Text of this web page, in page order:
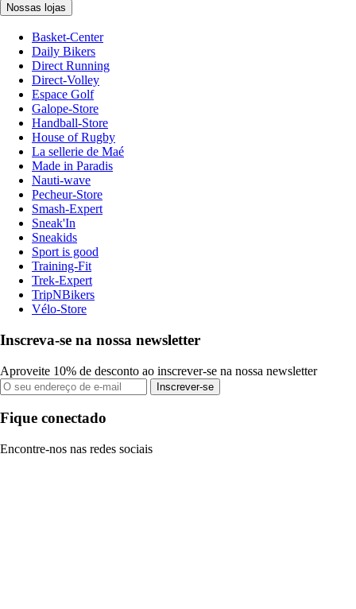
Nossas lojas
Basket-Center
Daily Bikers
Direct Running
Direct-Volley
Espace Golf
Galope-Store
Handball-Store
House of Rugby
La sellerie de Maé
Made in Paradis
Nauti-wave
Pecheur-Store
Smash-Expert
Sneak'In
Sneakids
Sport is good
Training-Fit
Trek-Expert
TripNBikers
Vélo-Store
Inscreva-se na nossa newsletter
Aproveite 10% de desconto ao inscrever-se na nossa newsletter
Inscrever-se
Fique conectado
Encontre-nos nas redes sociais